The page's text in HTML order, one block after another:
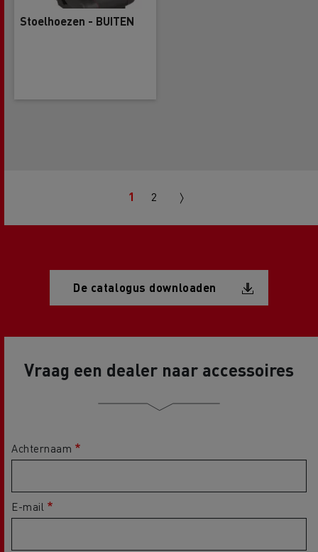
Stoelhoezen - BUITEN
1 2
De catalogus downloaden Document
Vraag een dealer naar accessoires
Achternaam
E-mail